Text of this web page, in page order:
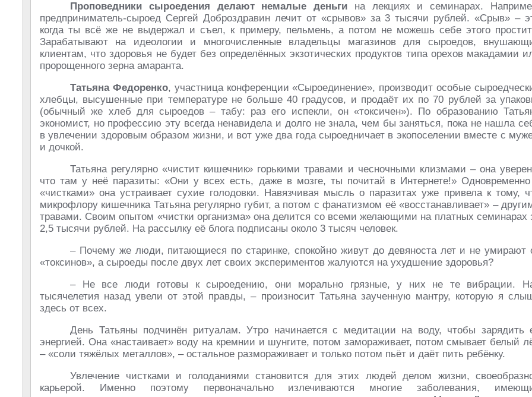
Проповедники сыроедения делают немалые деньги на лекциях и семинарах.
предприниматель-сыроед Сергей Доброздравин лечит от «срывов» за 3 тысячи рублей. «Срыв» –
когда ты всё же не выдержал и съел, к примеру, пельмень, а потом не можешь себе этого
Зарабатывают на идеологии и многочисленные владельцы магазинов для сыроедов,
клиентам, что здоровья не будет без определённых экзотических продуктов типа орехов макадамии
пророщенного зерна амаранта.
Татьяна Федоренко, участница конференции «Сыроединение», производит особые
хлебцы, высушенные при температуре не больше 40 градусов, и продаёт их по 70 рублей за
(обычный же хлеб для сыроедов – табу: раз его испекли, он «токсичен»). По образованию
экономист, но профессию эту всегда ненавидела и долго не знала, чем бы заняться, пока не нашла
в увлечении здоровым образом жизни, и вот уже два года сыроедничает в экопоселении вместе с
и дочкой.
Татьяна регулярно «чистит кишечник» горькими травами и чесночными клизмами – она
что там у неё паразиты: «Они у всех есть, даже в мозге, ты почитай в Интернете!»
«чистками» она устраивает сухие голодовки. Навязчивая мысль о паразитах уже привела к тому,
микрофлору кишечника Татьяна регулярно губит, а потом с фанатизмом её «восстанавливает» –
травами. Своим опытом «чистки организма» она делится со всеми желающими на платных семинарах
2,5 тысячи рублей. На рассылку её блога подписаны около 3 тысяч человек.
– Почему же люди, питающиеся по старинке, спокойно живут до девяноста лет и не умирают
«токсинов», а сыроеды после двух лет своих экспериментов жалуются на ухудшение здоровья?
– Не все люди готовы к сыроедению, они морально грязные, у них не те вибрации.
тысячелетия назад увели от этой правды, – произносит Татьяна заученную мантру, которую я
здесь от всех.
День Татьяны подчинён ритуалам. Утро начинается с медитации на воду, чтобы зарядить
энергией. Она «настаивает» воду на кремнии и шунгите, потом замораживает, потом смывает белый
– «соли тяжёлых металлов», – остальное размораживает и только потом пьёт и даёт пить ребёнку.
Увлечение чистками и голоданиями становится для этих людей делом жизни,
карьерой. Именно поэтому первоначально излечиваются многие заболевания,